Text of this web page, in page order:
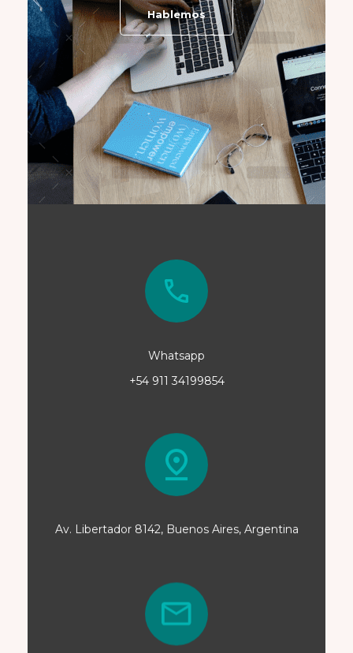
Hablemos
Whatsapp
+54 911 34199854
Av. Libertador 8142, Buenos Aires, Argentina